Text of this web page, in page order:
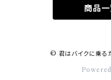
商品
© 君はバイクに乗る